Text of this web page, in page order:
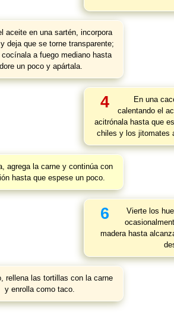
aceite en una sartén, incorpora
deja que se torne transparente;
a fuego mediano hasta
un poco y apártala.
4
En una
calentando el
acitrónala hasta que
chiles y los jitomates
agrega la carne y continúa con
hasta que espese un poco.
6
Vierte los
madera hasta
rellena las tortillas con la carne
y enrolla como taco.